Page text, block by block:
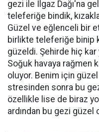
gezi ile Ilgaz Dağı'na
teleferiğe bindik,
Güzel ve eğlenceli bir
birlikte teleferiğe binip
güzeldi. Şehirde hiç kar
Soğuk havaya rağmen
oluyor. Benim için
stresinden sonra bu
özellikle lise de biraz
ardından bu gezi güzel